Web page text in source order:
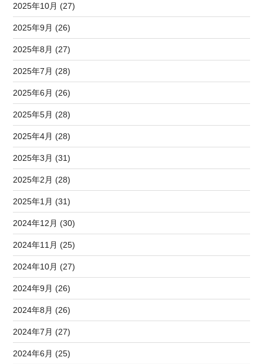
2025年10月 (27)
2025年9月 (26)
2025年8月 (27)
2025年7月 (28)
2025年6月 (26)
2025年5月 (28)
2025年4月 (28)
2025年3月 (31)
2025年2月 (28)
2025年1月 (31)
2024年12月 (30)
2024年11月 (25)
2024年10月 (27)
2024年9月 (26)
2024年8月 (26)
2024年7月 (27)
2024年6月 (25)